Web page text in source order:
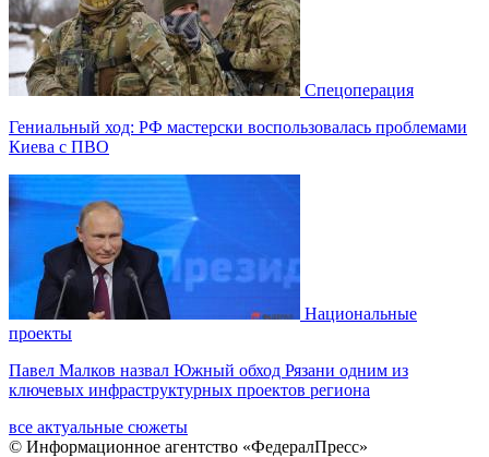
Спецоперация
Гениальный ход: РФ мастерски воспользовалась проблемами
Киева с ПВО
Национальные
проекты
Павел Малков назвал Южный обход Рязани одним из
ключевых инфраструктурных проектов региона
все актуальные сюжеты
© Информационное агентство «ФедералПресс»